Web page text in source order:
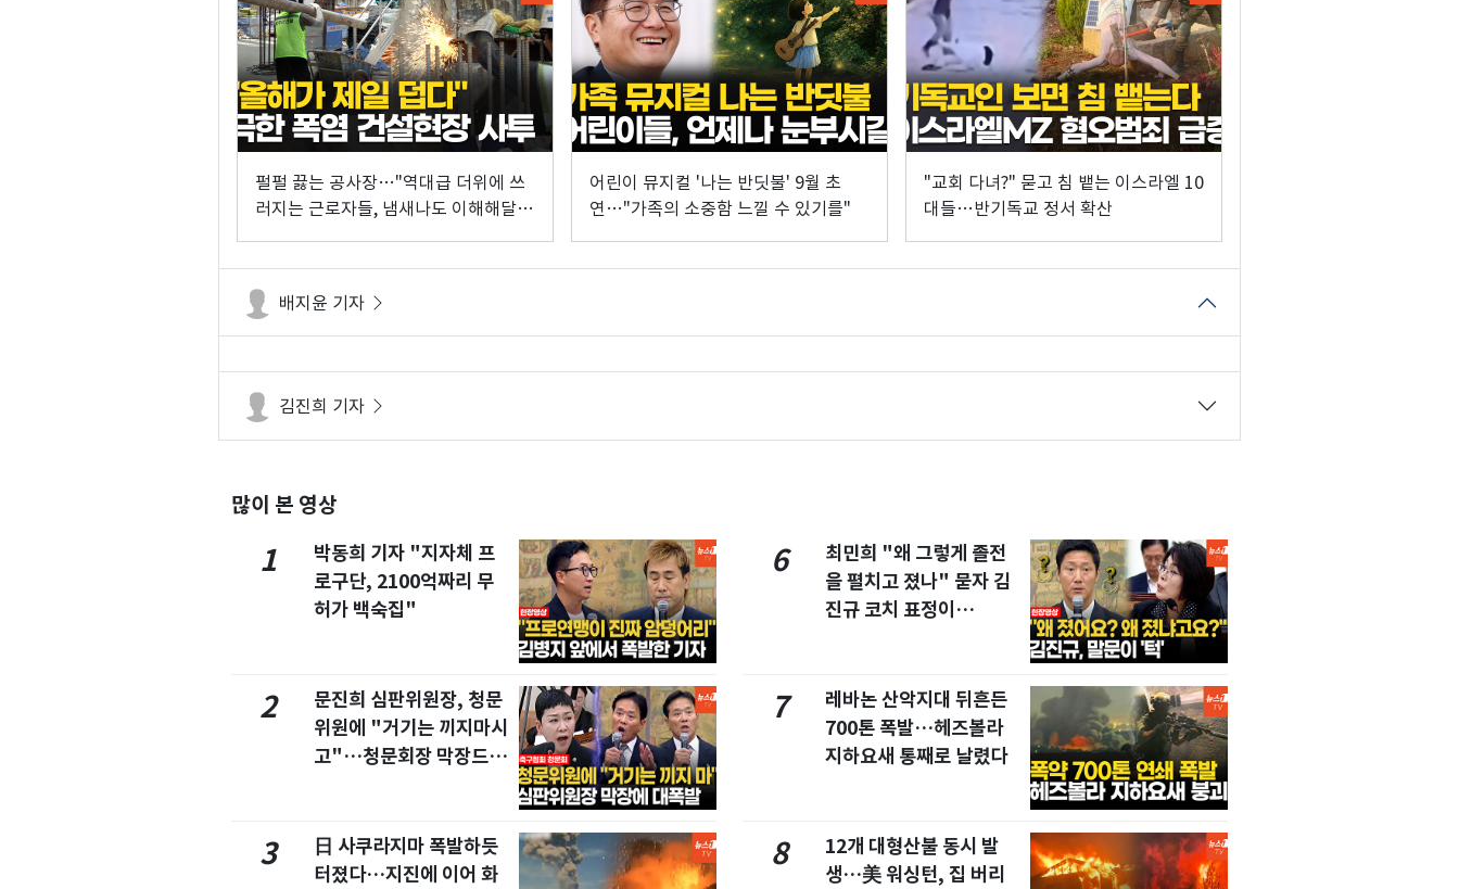
펄펄 끓는 공사장…"역대급 더위에 쓰
러지는 근로자들, 냄새나도 이해해달
어린이 뮤지컬 '나는 반딧불' 9월 초
연…"가족의 소중함 느낄 수 있기를"
"교회 다녀?" 묻고 침 뱉는 이스라엘 10
대들…반기독교 정서 확산
배지윤 기자
김진희 기자
많이 본 영상
1
박동희 기자 "지자체 프
로구단, 2100억짜리 무
허가 백숙집"
2
문진희 심판위원장, 청문
위원에 "거기는 끼지마시
고"…청문회장 막장드라
3
日 사쿠라지마 폭발하듯
터졌다…지진에 이어 화
6
최민희 "왜 그렇게 졸전
을 펼치고 졌나" 묻자 김
진규 코치 표정이…
7
레바논 산악지대 뒤흔든
700톤 폭발…헤즈볼라
지하요새 통째로 날렸다
8
12개 대형산불 동시 발
생…美 워싱턴, 집 버리